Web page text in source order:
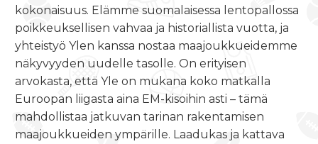
kokonaisuus. Elämme suomalaisessa lentopallossa
poikkeuksellisen vahvaa ja historiallista vuotta, ja
yhteistyö Ylen kanssa nostaa maajoukkueidemme
näkyvyyden uudelle tasolle. On erityisen
arvokasta, että Yle on mukana koko matkalla
Euroopan liigasta aina EM-kisoihin asti – tämä
mahdollistaa jatkuvan tarinan rakentamisen
maajoukkueiden ympärille. Laadukas ja kattava